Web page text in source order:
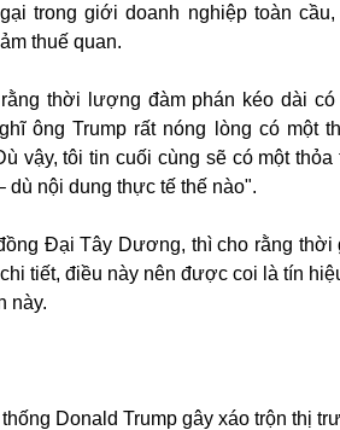
trong giới doanh nghiệp toàn cầu,
thuế quan.
thời lượng đàm phán kéo dài có
ông Trump rất nóng lòng có một
vậy, tôi tin cuối cùng sẽ có một thỏa
dù nội dung thực tế thế nào".
Đại Tây Dương, thì cho rằng thời
tiết, điều này nên được coi là tín
này.
Donald Trump gây xáo trộn thị